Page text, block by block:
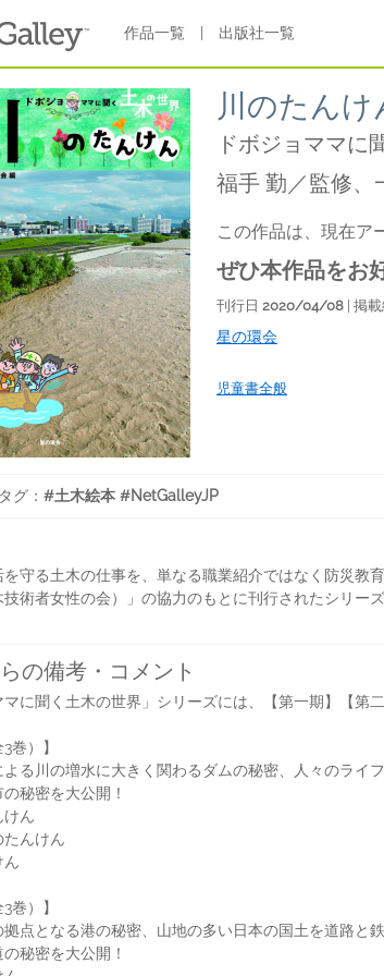
作品一覧 出版社一覧
川のたんけ
ドボジョママに
福手 勤／監修、
この作品は、現在ア
ぜひ本作品をお
刊行日 2020/04/08 | 掲
星の環会
児童書全般
グ： #土木絵本 #NetGalleyJP
を守る土木の仕事を、単なる職業紹介ではなく防災教
術者女性の会）」の協力のもとに刊行されたシリー
の備考・コメント
マに聞く土木の世界」シリーズには、【第一期】【第
巻）】
る川の増水に大きく関わるダムの秘密、人々のライ
秘密を大公開！
ん
んけん
巻）】
拠点となる港の秘密、山地の多い日本の国土を道路と
秘密を大公開！